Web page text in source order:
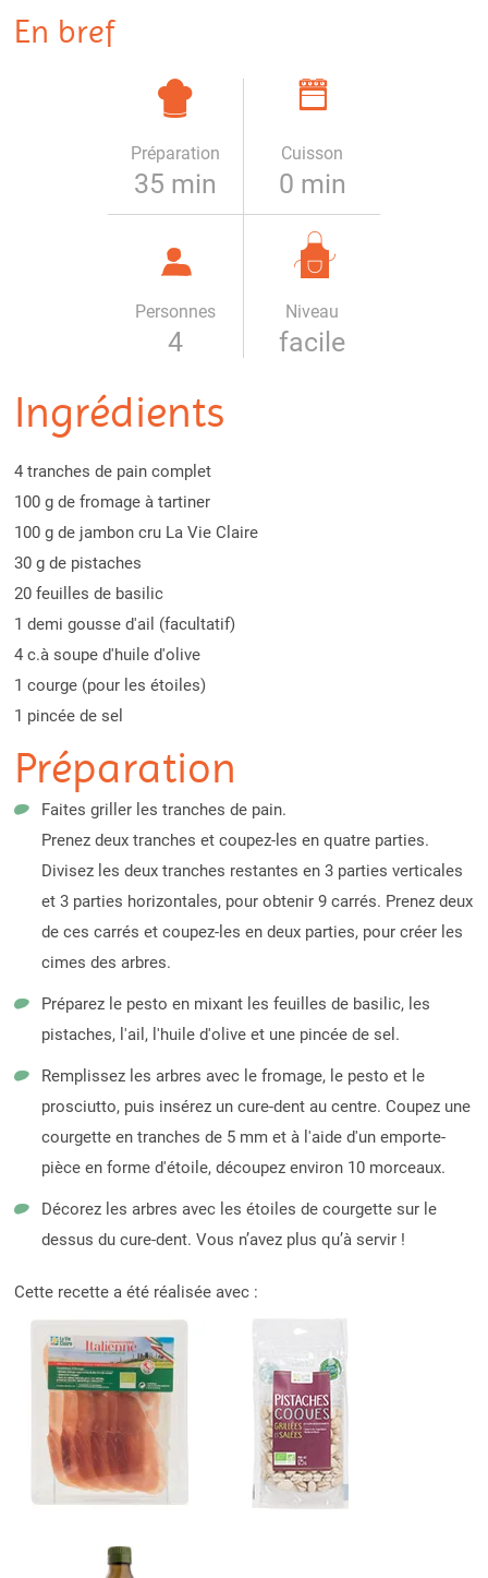
En bref
Préparation
35 min
Cuisson
0 min
Personnes
4
Niveau
facile
Ingrédients
4 tranches de pain complet
100 g de fromage à tartiner
100 g de jambon cru La Vie Claire
30 g de pistaches
20 feuilles de basilic
1 demi gousse d'ail (facultatif)
4 c.à soupe d'huile d'olive
1 courge (pour les étoiles)
1 pincée de sel
Préparation
Faites griller les tranches de pain.
Prenez deux tranches et coupez-les en quatre parties.
Divisez les deux tranches restantes en 3 parties verticales
et 3 parties horizontales, pour obtenir 9 carrés. Prenez deux
de ces carrés et coupez-les en deux parties, pour créer les
cimes des arbres.
Préparez le pesto en mixant les feuilles de basilic, les
pistaches, l'ail, l'huile d'olive et une pincée de sel.
Remplissez les arbres avec le fromage, le pesto et le
prosciutto, puis insérez un cure-dent au centre. Coupez une
courgette en tranches de 5 mm et à l'aide d'un emporte-
pièce en forme d'étoile, découpez environ 10 morceaux.
Décorez les arbres avec les étoiles de courgette sur le
dessus du cure-dent. Vous n’avez plus qu’à servir !
Cette recette a été réalisée avec :